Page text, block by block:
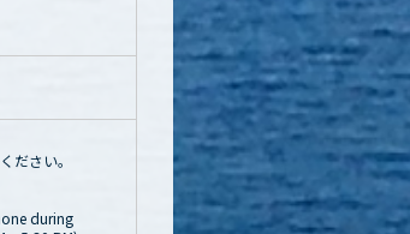
ださい。
during